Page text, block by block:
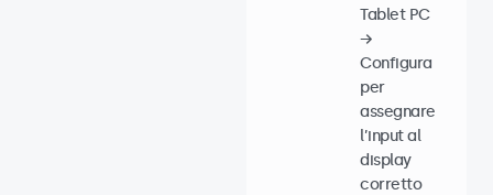
Tablet PC
→
Configura
per
assegnare
l’input al
display
corretto